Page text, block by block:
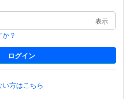
表示
？
方はこちら